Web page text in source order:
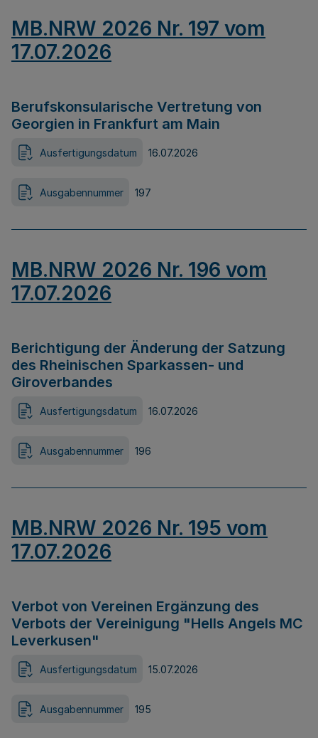
MB.NRW 2026 Nr. 197 vom
17.07.2026
Berufskonsularische Vertretung von
Georgien in Frankfurt am Main
Ausfertigungsdatum 16.07.2026
Ausgabennummer 197
MB.NRW 2026 Nr. 196 vom
17.07.2026
Berichtigung der Änderung der Satzung
des Rheinischen Sparkassen- und
Giroverbandes
Ausfertigungsdatum 16.07.2026
Ausgabennummer 196
MB.NRW 2026 Nr. 195 vom
17.07.2026
Verbot von Vereinen Ergänzung des
Verbots der Vereinigung "Hells Angels MC
Leverkusen"
Ausfertigungsdatum 15.07.2026
Ausgabennummer 195